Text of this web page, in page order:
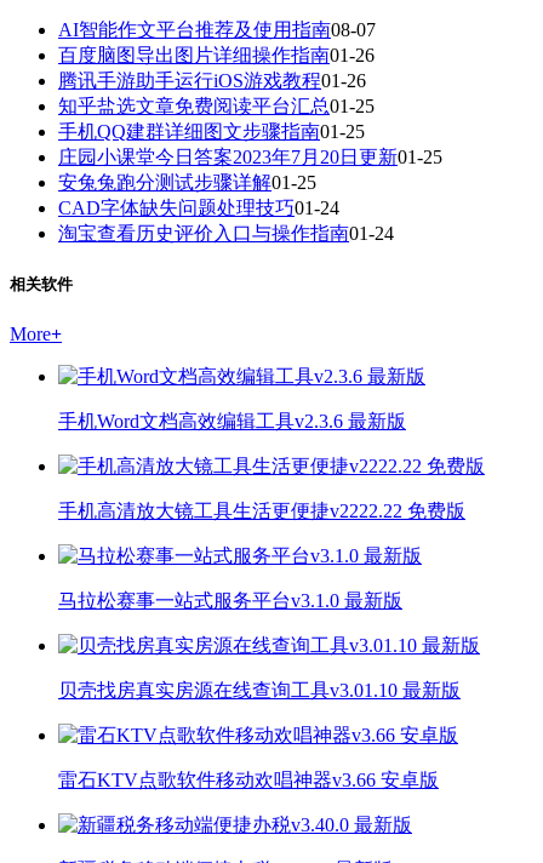
AI智能作文平台推荐及使用指南08-07
百度脑图导出图片详细操作指南01-26
腾讯手游助手运行iOS游戏教程01-26
知乎盐选文章免费阅读平台汇总01-25
手机QQ建群详细图文步骤指南01-25
庄园小课堂今日答案2023年7月20日更新01-25
安兔兔跑分测试步骤详解01-25
CAD字体缺失问题处理技巧01-24
淘宝查看历史评价入口与操作指南01-24
相关软件
More+
手机Word文档高效编辑工具v2.3.6 最新版
手机高清放大镜工具生活更便捷v2222.22 免费版
马拉松赛事一站式服务平台v3.1.0 最新版
贝壳找房真实房源在线查询工具v3.01.10 最新版
雷石KTV点歌软件移动欢唱神器v3.66 安卓版